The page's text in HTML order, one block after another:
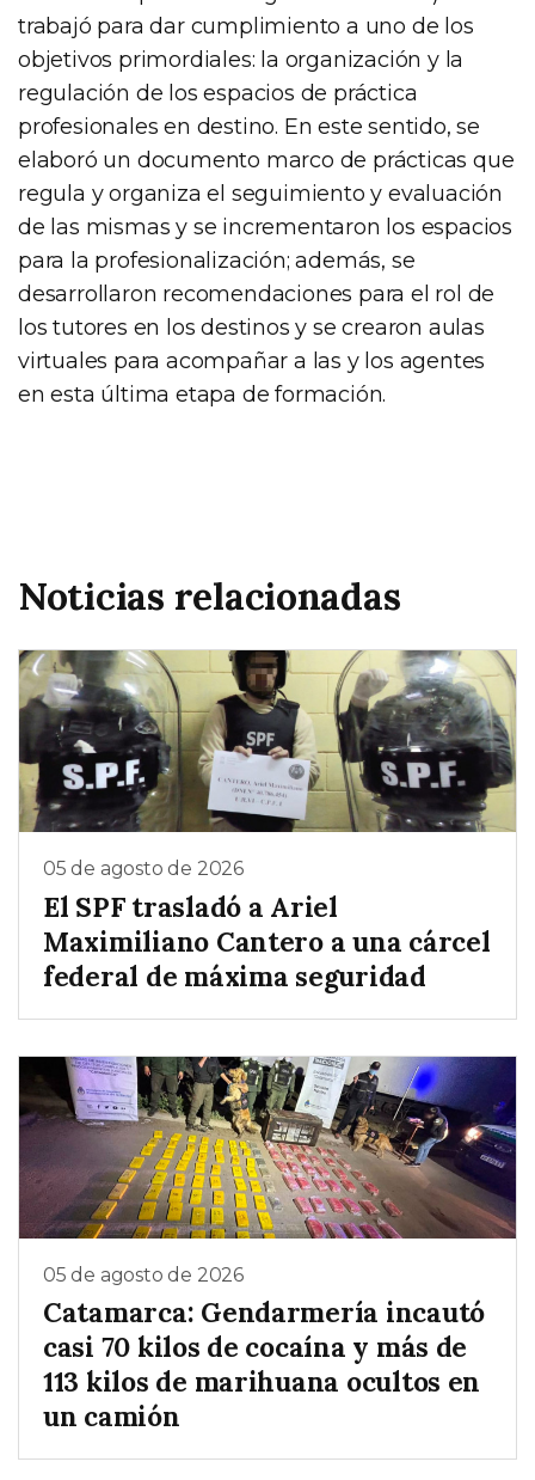
trabajó para dar cumplimiento a uno de los
objetivos primordiales: la organización y la
regulación de los espacios de práctica
profesionales en destino. En este sentido, se
elaboró un documento marco de prácticas que
regula y organiza el seguimiento y evaluación
de las mismas y se incrementaron los espacios
para la profesionalización; además, se
desarrollaron recomendaciones para el rol de
los tutores en los destinos y se crearon aulas
virtuales para acompañar a las y los agentes
en esta última etapa de formación.
Noticias relacionadas
05 de agosto de 2026
El SPF trasladó a Ariel
Maximiliano Cantero a una cárcel
federal de máxima seguridad
05 de agosto de 2026
Catamarca: Gendarmería incautó
casi 70 kilos de cocaína y más de
113 kilos de marihuana ocultos en
un camión